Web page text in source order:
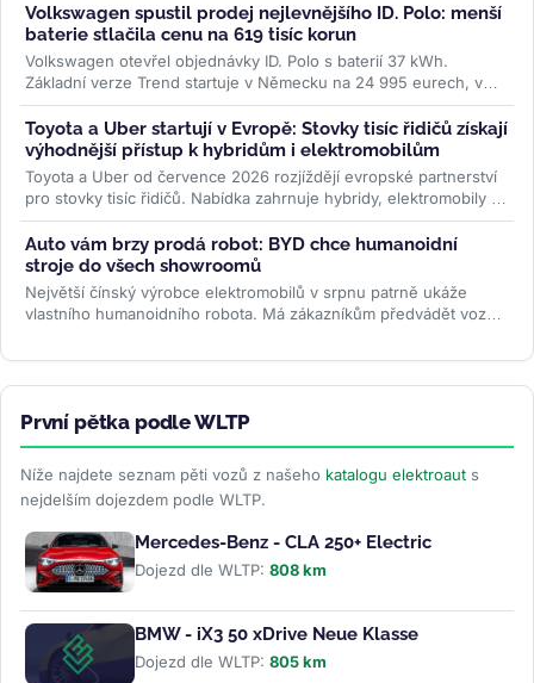
Volkswagen spustil prodej nejlevnějšího ID. Polo: menší
baterie stlačila cenu na 619 tisíc korun
Volkswagen otevřel objednávky ID. Polo s baterií 37 kWh.
Základní verze Trend startuje v Německu na 24 995 eurech, v
Česku na 619 000 Kč....>>
Toyota a Uber startují v Evropě: Stovky tisíc řidičů získají
výhodnější přístup k hybridům i elektromobilům
Toyota a Uber od července 2026 rozjíždějí evropské partnerství
pro stovky tisíc řidičů. Nabídka zahrnuje hybridy, elektromobily i
ojetiny...>>
Auto vám brzy prodá robot: BYD chce humanoidní
stroje do všech showroomů
Největší čínský výrobce elektromobilů v srpnu patrně ukáže
vlastního humanoidního robota. Má zákazníkům předvádět vozy,
První pětka podle WLTP
Níže najdete seznam pěti vozů z našeho katalogu elektroaut s
nejdelším dojezdem podle WLTP.
Mercedes-Benz - CLA 250+ Electric
Dojezd dle WLTP: 808 km
BMW - iX3 50 xDrive Neue Klasse
Dojezd dle WLTP: 805 km